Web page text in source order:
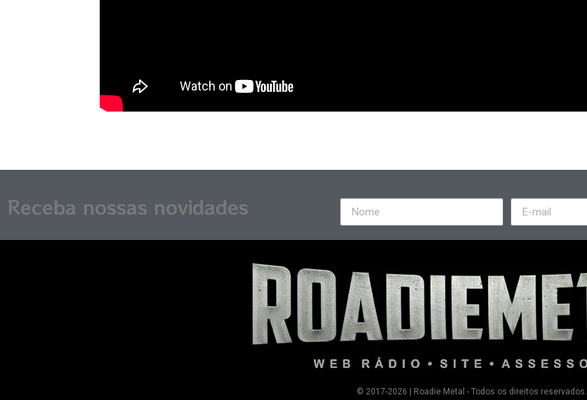
Receba nossas novidades
© 2017-2026 | Roadie Metal - Todos os direitos reservados.